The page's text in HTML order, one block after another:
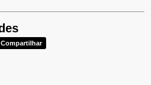
Compartilhar